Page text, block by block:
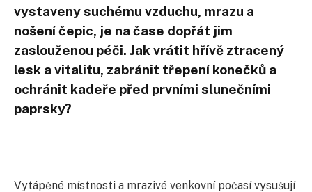
vystaveny suchému vzduchu, mrazu a
nošení čepic, je na čase dopřát jim
zaslouženou péči. Jak vrátit hřívě ztracený
lesk a vitalitu, zabránit třepení konečků a
ochránit kadeře před prvními slunečními
paprsky?
Vytápěné místnosti a mrazivé venkovní počasí vysušují